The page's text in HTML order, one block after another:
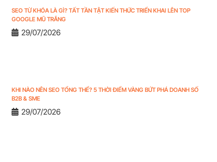
SEO TỪ KHÓA LÀ GÌ? TẤT TẦN TẬT KIẾN THỨC TRIỂN KHAI LÊN TOP
GOOGLE MŨ TRẮNG
29/07/2026
KHI NÀO NÊN SEO TỔNG THỂ? 5 THỜI ĐIỂM VÀNG BỨT PHÁ DOANH SỐ
B2B & SME
29/07/2026